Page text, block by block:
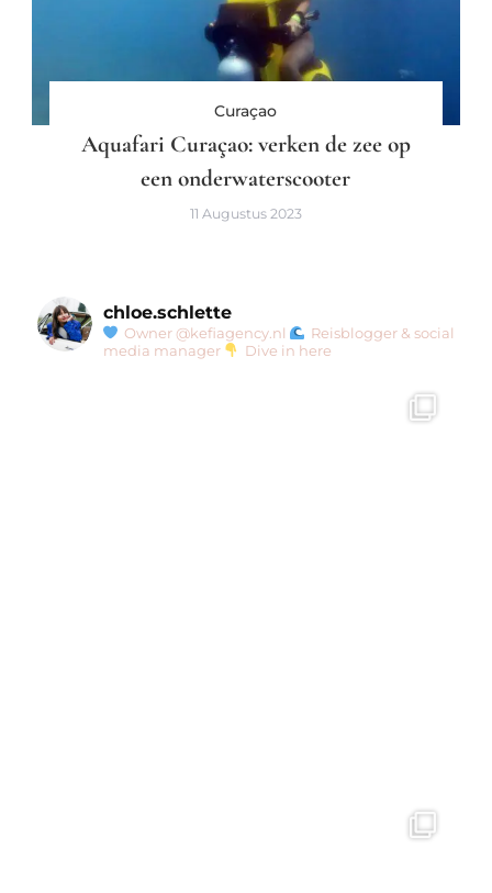
Curaçao
Aquafari Curaçao: verken de zee op
een onderwaterscooter
11 Augustus 2023
chloe.schlette
Owner @kefiagency.nl
Reisblogger & social
media manager
Dive in here